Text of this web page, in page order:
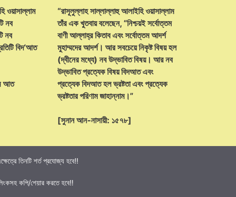
ওয়াসাল্লাম
নব
নব
বিদ‘আত
আত
“রাসূলুল্লাহ সাল্লাল্লাহু আলাইহি ওয়াসাল্লাম
তাঁর এক খুতবায় বলেছেন, “নিশ্চয়ই সর্বোত্তম
বাণী আল্লাহ্‌র কিতাব এবং সর্বোত্তম আদর্শ
মুহাম্মদের আদর্শ। আর সবচেয়ে নিকৃষ্ট বিষয় হল
(দ্বীনের মধ্যে) নব উদ্ভাবিত বিষয়। আর নব
উদ্ভাবিত প্রত্যেক বিষয় বিদআত এবং
প্রত্যেক বিদআত হল ভ্রষ্টতা এবং প্রত্যেক
ভ্রষ্টতার পরিণাম জাহান্নাম।”
[সুনান আন-নাসায়ী: ১৫৭৮]
তিনটি শর্ত প্রযোজ্য হবে!!
কপি/শেয়ার করতে হবে!!